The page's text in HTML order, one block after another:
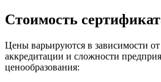
Стоимость
Цены варьируются в зависимости от
аккредитации и сложности
ценообразования: